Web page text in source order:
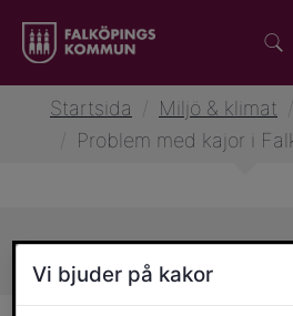
Startsida Miljö & klimat
Problem med kajor i
Sidans innehåll
Vi bjuder på kakor